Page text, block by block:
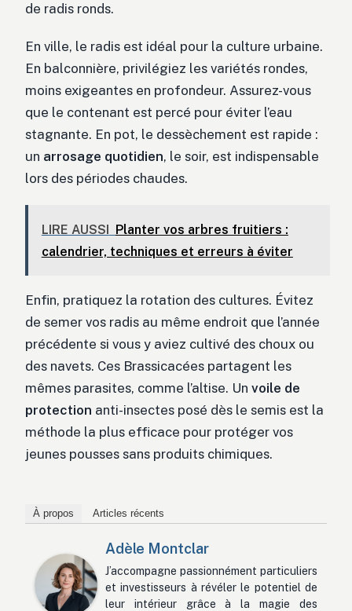
de radis ronds.
En ville, le radis est idéal pour la culture urbaine.
En balconnière, privilégiez les variétés rondes,
moins exigeantes en profondeur. Assurez-vous
que le contenant est percé pour éviter l’eau
stagnante. En pot, le dessèchement est rapide :
un arrosage quotidien, le soir, est indispensable
lors des périodes chaudes.
LIRE AUSSI
Planter vos arbres fruitiers :
calendrier, techniques et erreurs à éviter
Enfin, pratiquez la rotation des cultures. Évitez
de semer vos radis au même endroit que l’année
précédente si vous y aviez cultivé des choux ou
des navets. Ces Brassicacées partagent les
mêmes parasites, comme l’altise. Un voile de
protection anti-insectes posé dès le semis est la
méthode la plus efficace pour protéger vos
jeunes pousses sans produits chimiques.
À propos Articles récents
Adèle Montclar
J’accompagne passionnément particuliers
et investisseurs à révéler le potentiel de
leur intérieur grâce à la magie des